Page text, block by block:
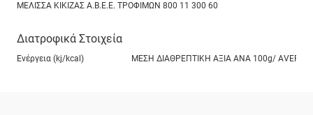
ΜΕΛΙΣΣΑ ΚΙΚΙΖΑΣ Α.Β.Ε.Ε. ΤΡΟΦΙΜΩΝ 800 11 300 60
Διατροφικά Στοιχεία
Ενέργεια (kj/kcal) ΜΕΣΗ ΔΙΑΘΡΕΠΤΙΚΗ ΑΞΙΑ ANA 100g/